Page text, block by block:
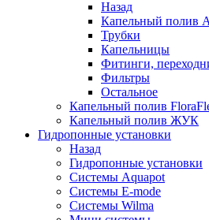
Назад
Капельный полив
Трубки
Капельницы
Фитинги,
Фильтры
Остальное
Капельный полив
Капельный полив ЖУК
Гидропонные установки
Назад
Гидропонные установки
Системы Aquapot
Системы E-mode
Системы Wilma